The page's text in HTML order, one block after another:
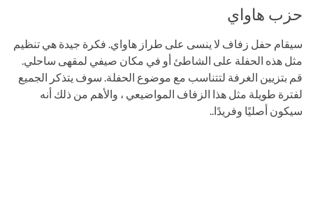
حزب هاواي
سيقام حفل زفاف لا ينسى على طراز هاواي. فكرة جيدة هي تنظيم
مثل هذه الحفلة على الشاطئ أو في مكان صيفي لمقهى ساحلي.
قم بتزيين الغرفة لتتناسب مع موضوع الحفلة. سوف يتذكر الجميع
لفترة طويلة مثل هذا الزفاف المواضيعي ، والأهم من ذلك أنه
سيكون أصليًا وفريدًا..